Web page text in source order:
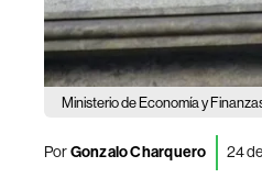
Ministerio de Economía y
PorGonzalo Charquero 24